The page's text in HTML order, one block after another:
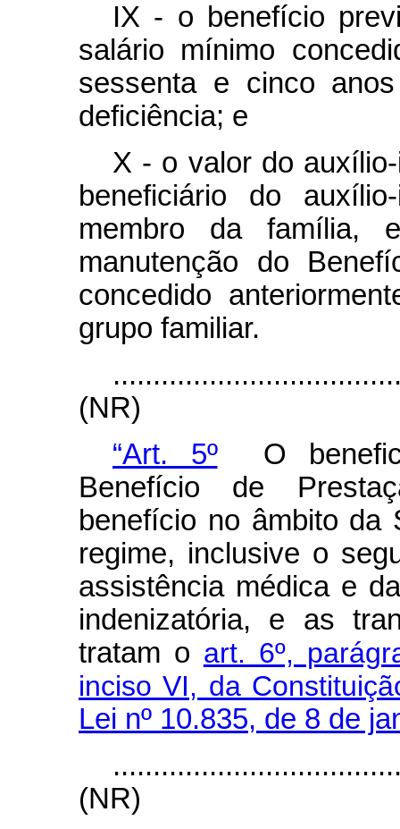
IX - o benefício
salário mínimo
sessenta e cinco
deficiência; e
X - o valor do
beneficiário do
membro da família,
manutenção do
concedido
grupo familiar.
(NR)
“Art. 5ºO
Benefício de
benefício no âmbito da
regime, inclusive o
assistência médica e
indenizatória, e as
tratam o art. 6º,
inciso VI, da
Lei nº 10.835, de 8 de
(NR)